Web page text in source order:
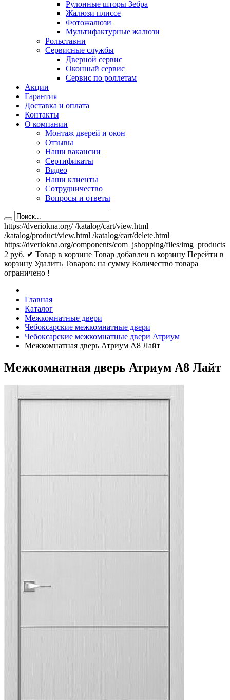
Рулонные шторы Зебра
Жалюзи плиссе
Фотожалюзи
Мультифактурные жалюзи
Рольставни
Сервисные службы
Дверной сервис
Оконный сервис
Сервис по роллетам
Акции
Гарантия
Доставка и оплата
Контакты
О компании
Монтаж дверей и окон
Отзывы
Наши вакансии
Сертификаты
Видео
Наши клиенты
Сотрудничество
Вопросы и ответы
https://dveriokna.org/ /katalog/cart/view.html
/katalog/product/view.html /katalog/cart/delete.html
https://dveriokna.org/components/com_jshopping/files/img_products
2 руб. ✔ Товар в корзине Товар добавлен в корзину Перейти в
корзину Удалить Товаров: на сумму Количество товара
ограничено !
Главная
Каталог
Межкомнатные двери
Чебоксарские межкомнатные двери
Чебоксарские межкомнатные двери Атриум
Межкомнатная дверь Атриум А8 Лайт
Межкомнатная дверь Атриум А8 Лайт